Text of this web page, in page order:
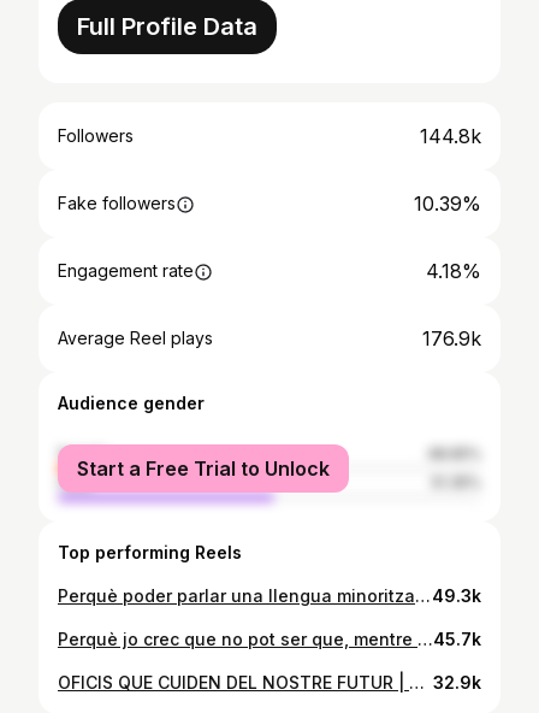
Full Profile Data
Followers 144.8k
Fake followers 10.39%
Engagement rate 4.18%
Average Reel plays 176.9k
Audience gender
female
male
Start a Free Trial to Unlock
Top performing Reels
Perquè poder parlar una llengua minoritzada és un privilegi que ens fa ser únics i especials 💫 💚Hizkuntzak maitatu🌲 💙Ama as linguas 🌊 🧡Estima les llengües 🍊 T’admire molt @zetak_org , gràcies per tot el que fas 🫱🏼‍🫲🏾🫱🏼‍🫲🏾🫱🏼‍🫲🏾49.3k
Perquè jo crec que no pot ser que, mentre una riuada 🌊 colpejava València i morien 227 persones, hi haguera un tio dinant 🍽️ mentre venia la televisió pública valenciana 📺 per després retransmetre corregudes de bous 🐂 Mazón, dimissió ❌🚫45.7k
OFICIS QUE CUIDEN DEL NOSTRE FUTUR | EPISODI 4: ELS FORNS 🥖👩🏽‍🍳 Com seria la vida d’un poble sense forn? 🤔 El forn no és només on compres pa; és espai de socialització, és un punt d’encontre que li dona vida al poble 💫 Cada volta queden menys forns, per la falta del relleu i la poca valoració del producte artesà “Anem a fer que estos Nadals els pobles no s’il·luminen només amb llums, sinó amb persianes que pugen” Perquè anar i comprar al forn del poble és la millor forma de posar-los en valor 🫱🏼‍🫲🏾 BON NADAL 🎄 32.9k